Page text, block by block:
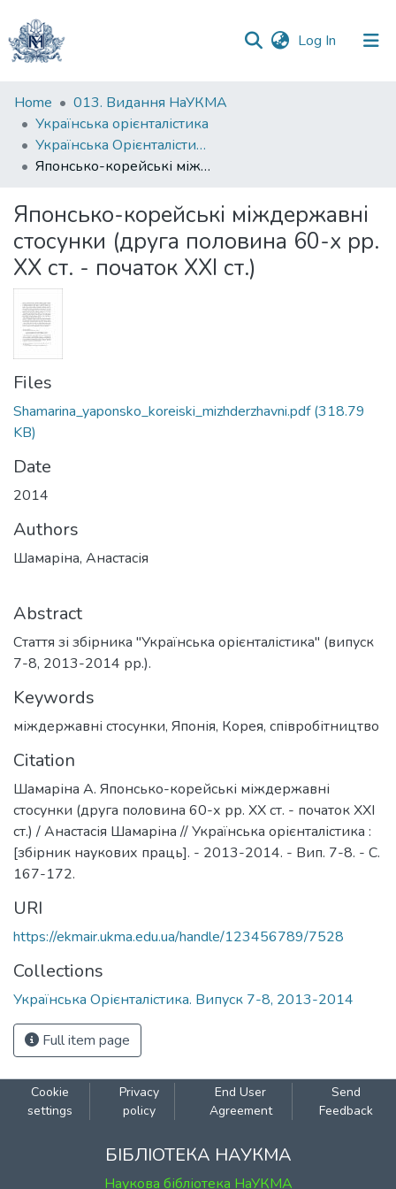
Log In (current)
Communities
&
Collections
Statistics
Home
013. Видання НаУКМА
Українська орієнталістика
Українська Орієнталістика. Випуск 7-8, 2013-2014
Японсько-корейські міждержавні стосунки (друга половина 60-х рр. ХХ ст. - початок ХХІ ст.)
Японсько-корейські міждержавні
стосунки (друга половина 60-х рр.
ХХ ст. - початок ХХІ ст.)
Files
Shamarina_yaponsko_koreiski_mizhderzhavni.pdf(318.79
KB)
Date
2014
Authors
Шамаріна, Анастасія
Abstract
Стаття зі збірника "Українська орієнталістика" (випуск
7-8, 2013-2014 рр.).
Keywords
міждержавні стосунки, Японія, Корея, співробітництво
Citation
Шамаріна А. Японсько-корейські міждержавні
стосунки (друга половина 60-х рр. ХХ ст. - початок ХХІ
ст.) / Анастасія Шамаріна // Українська орієнталістика :
[збірник наукових праць]. - 2013-2014. - Вип. 7-8. - С.
167-172.
URI
https://ekmair.ukma.edu.ua/handle/123456789/7528
Collections
Українська Орієнталістика. Випуск 7-8, 2013-2014
Full item page
Cookie
settings
Privacy
policy
End User
Agreement
Send
Feedback
БІБЛІОТЕКА НАУКМА
Наукова бібліотека НаУКМА